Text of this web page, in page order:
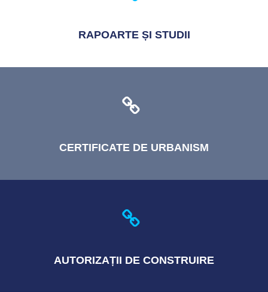
RAPOARTEȘI STUDII
CERTIFICATE DE URBANISM
AUTORIZAȚII DE CONSTRUIRE